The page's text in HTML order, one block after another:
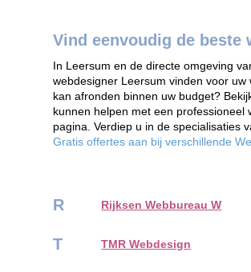
Vind eenvoudig de beste
In Leersum en de directe omgeving
webdesigner Leersum vinden voor
kan afronden binnen uw budget?
kunnen helpen met een
pagina. Verdiep u in de specialisaties
Gratis offertes aan bij verschillende
R Rijksen Webbureau W
T TMR Webdesign